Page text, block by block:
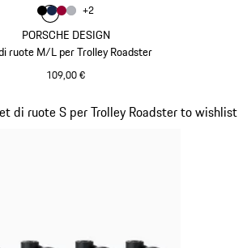
PORSCHE DESIGN
ruote M/L per Trolley Roadster
109,00 €
Colore
ColoreNero
Colore Blu Scuro
Colore
Colore
+2
di ruote S per Trolley Roadster to wishlist